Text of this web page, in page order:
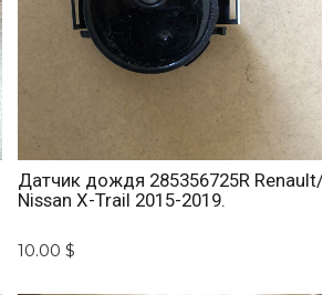
Датчик дождя 285356725R Renault/
Nissan X-Trail 2015-2019.
10.00 $